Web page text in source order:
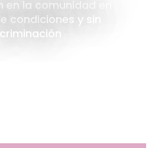
en la comunidad en
condiciones y sin